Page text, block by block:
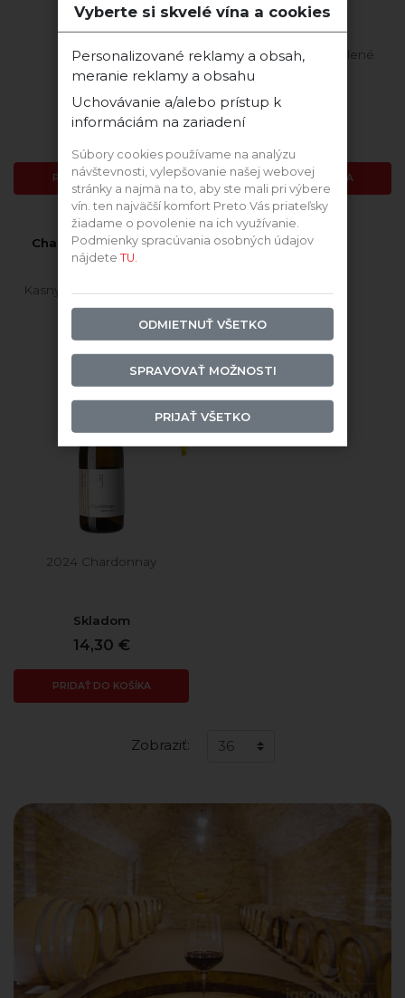
2023 Dunaj
PRIDAŤ DO KOŠÍKA
2022 Veltlínske Zelené
PRIDAŤ DO KOŠÍKA
Chadonnay BIO 2024
suché
Kasnyik rodinné vinárstvo
BIO
2024 Chardonnay
Skladom
14,30 €
PRIDAŤ DO KOŠÍKA
Zobraziť:
Vyberte si skvelé vína a cookies
Personalizované reklamy a obsah,
meranie reklamy a obsahu
Uchovávanie a/alebo prístup k
informáciám na zariadení
Súbory cookies používame na analýzu
návštevnosti, vylepšovanie našej webovej
stránky a najmä na to, aby ste mali pri výbere
vín. ten najväčší komfort Preto Vás priateľsky
žiadame o povolenie na ich využívanie.
Podmienky spracúvania osobných údajov
nájdeteTU.
ODMIETNUŤ VŠETKO
SPRAVOVAŤ MOŽNOSTI
PRIJAŤ VŠETKO